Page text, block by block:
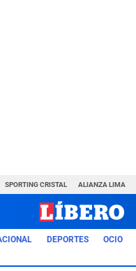
SPORTING CRISTAL ALIANZA LIMA
DEPORTES OCIO